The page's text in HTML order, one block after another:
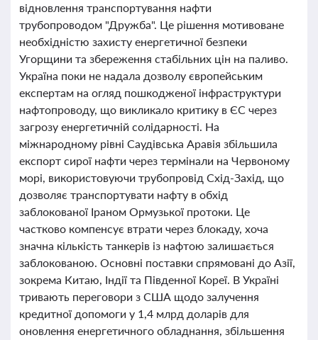
відновлення транспортування нафти
трубопроводом "Дружба". Це рішення мотивоване
необхідністю захисту енергетичної безпеки
Угорщини та збереження стабільних цін на паливо.
Україна поки не надала дозволу європейським
експертам на огляд пошкодженої інфраструктури
нафтопроводу, що викликало критику в ЄС через
загрозу енергетичній солідарності. На
міжнародному рівні Саудівська Аравія збільшила
експорт сирої нафти через термінали на Червоному
морі, використовуючи трубопровід Схід-Захід, що
дозволяє транспортувати нафту в обхід
заблокованої Іраном Ормузької протоки. Це
частково компенсує втрати через блокаду, хоча
значна кількість танкерів із нафтою залишається
заблокованою. Основні поставки спрямовані до Азії,
зокрема Китаю, Індії та Південної Кореї. В Україні
тривають переговори з США щодо залучення
кредитної допомоги у 1,4 млрд доларів для
оновлення енергетичного обладнання, збільшення